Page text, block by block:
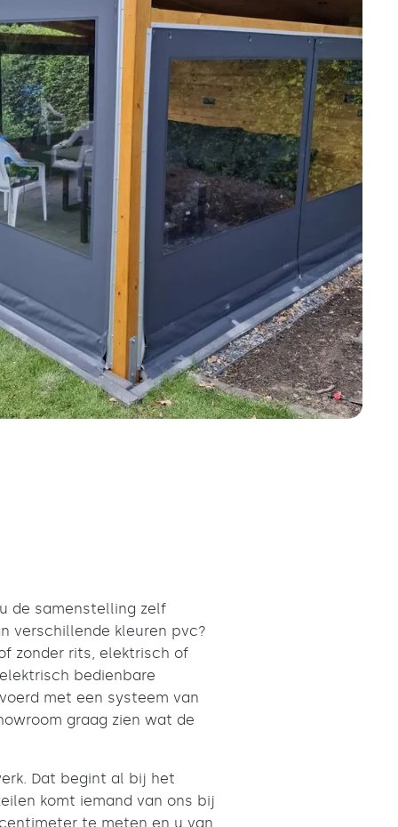
de samenstelling zelf
verschillende kleuren pvc?
zonder rits, elektrisch of
bedienbare
met een systeem van
graag zien wat de
Dat begint al bij het
komt iemand van ons bij
te meten en u van